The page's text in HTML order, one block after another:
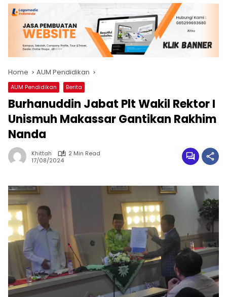
Home AUM Pendidikan
AUM Pendidikan Berita
Burhanuddin Jabat Plt Wakil Rektor I
Unismuh Makassar Gantikan Rakhim
Nanda
Khittah
2 Min Read
17/08/2024